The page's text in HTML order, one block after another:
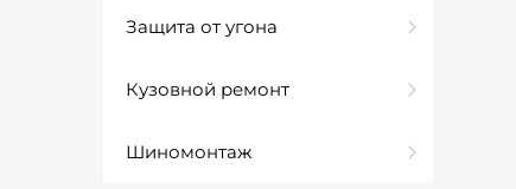
Защита от угона
Кузовной ремонт
Шиномонтаж